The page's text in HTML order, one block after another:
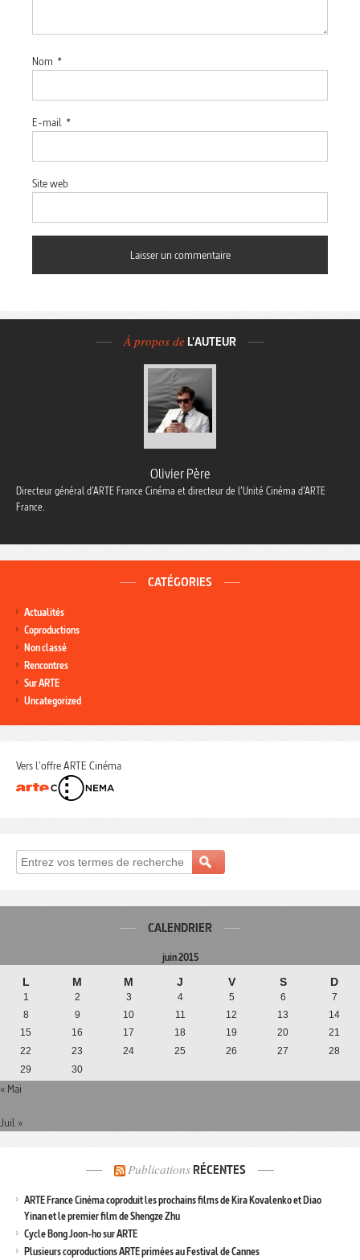
Nom *
E-mail *
Site web
À propos de L'AUTEUR
Olivier Père
Directeur général d’ARTE France Cinéma et directeur de l’Unité Cinéma d’ARTE
France.
CATÉGORIES
Actualités
Coproductions
Non classé
Rencontres
Sur ARTE
Uncategorized
Vers l'offre ARTE Cinéma
CALENDRIER
juin 2015
L M M J V S D
1 2 3 4 5 6
7
8
9 10 11 12 13
14
15
16 17 18 19 20
21
22
23 24 25 26 27
28
29
30
« Mai
Juil »
Publications RÉCENTES
ARTE France Cinéma coproduit les prochains films de Kira Kovalenko et Diao
Yinan et le premier film de Shengze Zhu
Cycle Bong Joon-ho sur ARTE
Plusieurs coproductions ARTE primées au Festival de Cannes